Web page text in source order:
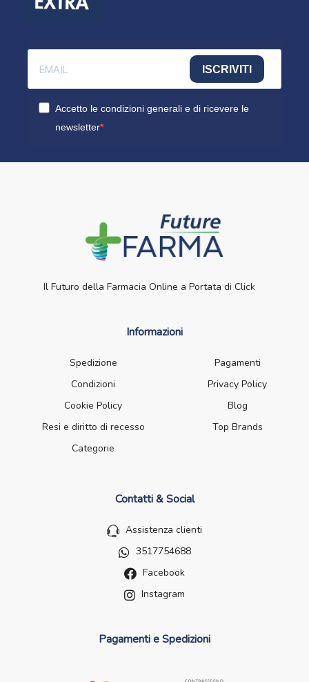
ISCRIVITI
Accetto le condizioni generali e di ricevere le
newsletter
Il Futuro della Farmacia Online a Portata di Click
Informazioni
Spedizione
Pagamenti
Condizioni
Privacy Policy
Cookie Policy
Blog
Resi e diritto di recesso
Top Brands
Categorie
Contatti & Social
Assistenza clienti
3517754688
Facebook
Instagram
Pagamenti e Spedizioni